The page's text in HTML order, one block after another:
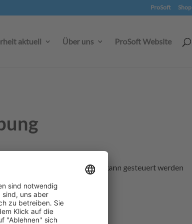
ProSoft Shop
aktuell Über uns ProSoft Website
Auf diese Weise kann gesteuert werden